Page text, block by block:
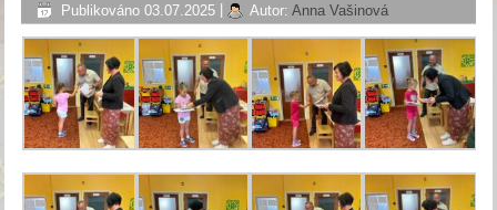
Publikováno 03.07.2025 Autor: Anna Vašinová